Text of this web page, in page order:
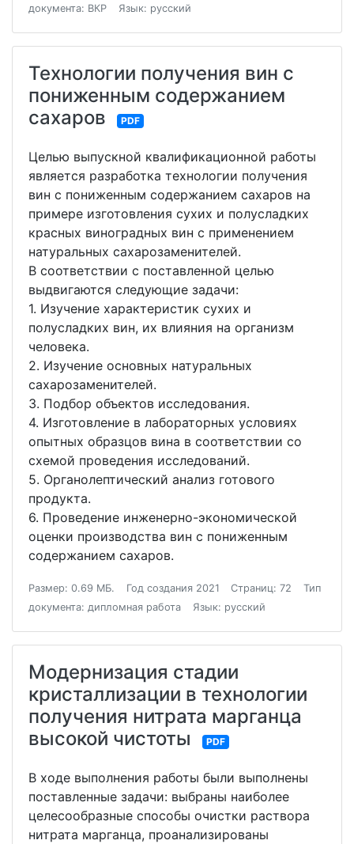
документа: ВКР
Язык: русский
Технологии получения вин с
пониженным содержанием
сахаров
PDF
Целью выпускной квалификационной работы
является разработка технологии получения
вин с пониженным содержанием сахаров на
примере изготовления сухих и полусладких
красных виноградных вин с применением
натуральных сахарозаменителей.
В соответствии с поставленной целью
выдвигаются следующие задачи:
1. Изучение характеристик сухих и
полусладких вин, их влияния на организм
человека.
2. Изучение основных натуральных
сахарозаменителей.
3. Подбор объектов исследования.
4. Изготовление в лабораторных условиях
опытных образцов вина в соответствии со
схемой проведения исследований.
5. Органолептический анализ готового
продукта.
6. Проведение инженерно-экономической
оценки производства вин с пониженным
содержанием сахаров.
Размер: 0.69 МБ. Год создания 2021 Страниц: 72
Тип
документа: дипломная работа
Язык: русский
Модернизация стадии
кристаллизации в технологии
получения нитрата марганца
высокой чистоты
PDF
В ходе выполнения работы были выполнены
поставленные задачи: выбраны наиболее
целесообразные способы очистки раствора
нитрата марганца, проанализированы